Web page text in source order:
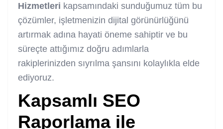
Hizmetleri kapsamındaki sunduğumuz tüm bu
çözümler, işletmenizin dijital görünürlüğünü
artırmak adına hayati öneme sahiptir ve bu
süreçte attığımız doğru adımlarla
rakiplerinizden sıyrılma şansını kolaylıkla elde
ediyoruz.
Kapsamlı SEO
Raporlama ile